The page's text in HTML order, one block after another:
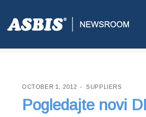
ASBIS CROATIA> SUPPLIERS>
KATALOG KOMERCIJALNIH
OCTOBER 1, 2012 SUPPLIERS
Pogledajte novi